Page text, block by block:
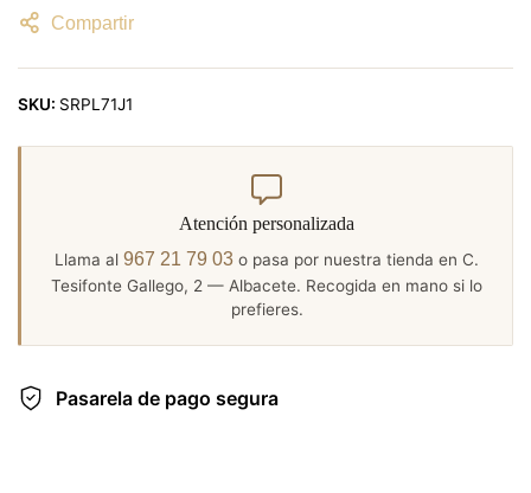
Compartir
SKU: SRPL71J1
Atención personalizada
Llama al 967 21 79 03 o pasa por nuestra tienda en C.
Tesifonte Gallego, 2 — Albacete. Recogida en mano si lo
prefieres.
Pasarela de pago segura